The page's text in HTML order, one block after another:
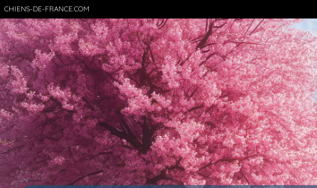
CHIENS-DE-FRANCE.COM